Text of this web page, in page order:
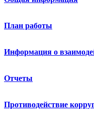
План работы
Информация о
Отчеты
Противодействие